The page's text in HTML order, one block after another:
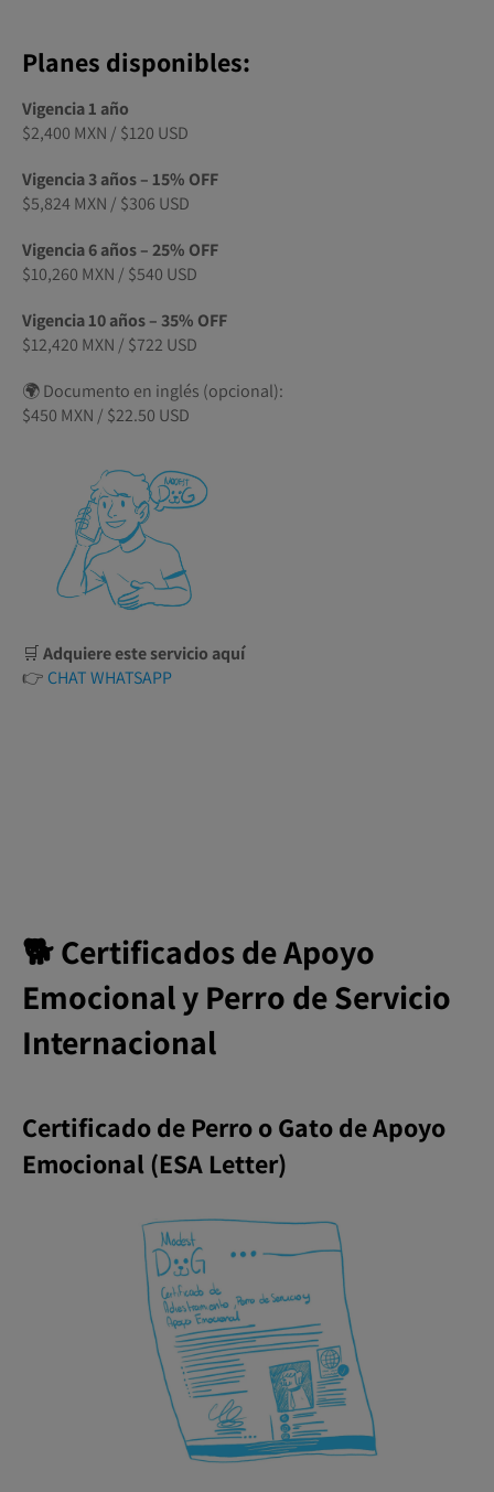
Planes disponibles:
Vigencia 1 año
$2,400 MXN / $120 USD
Vigencia 3 años – 15% OFF
$5,824 MXN / $306 USD
Vigencia 6 años – 25% OFF
$10,260 MXN / $540 USD
Vigencia 10 años – 35% OFF
$12,420 MXN / $722 USD
🌍 Documento en inglés (opcional):
$450 MXN / $22.50 USD
🛒Adquiere este servicio aquí
👉 CHAT WHATSAPP
🐕 Certificados de Apoyo
Emocional y Perro de Servicio
Internacional
Certificado de Perro o Gato de Apoyo
Emocional (ESA Letter)